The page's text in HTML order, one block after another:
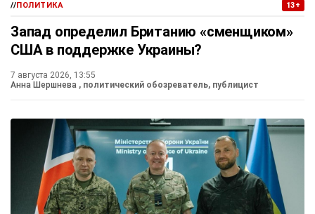
//ПОЛИТИКА 13+
Запад определил Британию «сменщиком»
США в поддержке Украины?
7 августа 2026, 13:55
Анна Шершнева , политический обозреватель, публицист